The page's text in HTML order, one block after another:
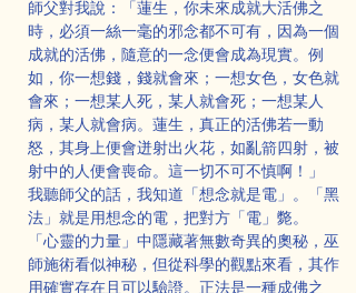
師父對我說：「蓮生，你未來成就大活佛之
時，必須一絲一毫的邪念都不可有，因為一個
成就的活佛，隨意的一念便會成為現實。例
如，你一想錢，錢就會來；一想女色，女色就
會來；一想某人死，某人就會死；一想某人
病，某人就會病。蓮生，真正的活佛若一動
怒，其身上便會迸射出火花，如亂箭四射，被
射中的人便會喪命。這一切不可不慎啊！」
我聽師父的話，我知道「想念就是電」。「黑
法」就是用想念的電，把對方「電」斃。
「心靈的力量」中隱藏著無數奇異的奧秘，巫
師施術看似神秘，但從科學的觀點來看，其作
用確實存在且可以驗證。正法是一種成佛之